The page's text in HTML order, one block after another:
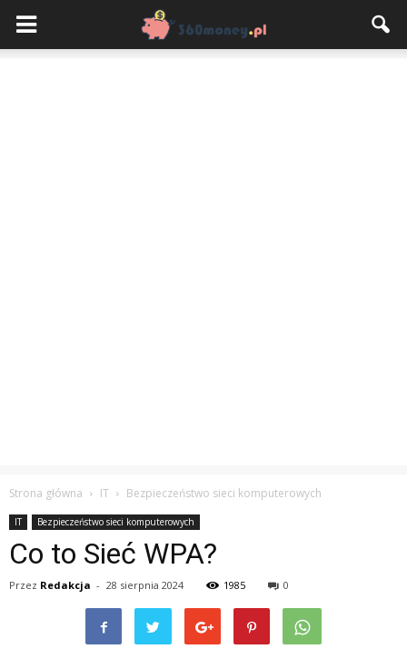
Strona główna IT Bezpieczeństwo sieci komputerowych
IT Bezpieczeństwo sieci komputerowych
Co to Sieć WPA?
Przez Redakcja - 28 sierpnia 2024 1985 0